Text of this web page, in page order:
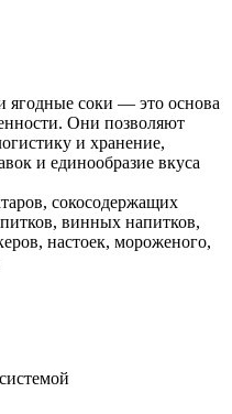
ягодные соки — это основа
Они позволяют
и хранение,
и единообразие вкуса
сокосодержащих
винных напитков,
настоек, мороженого,